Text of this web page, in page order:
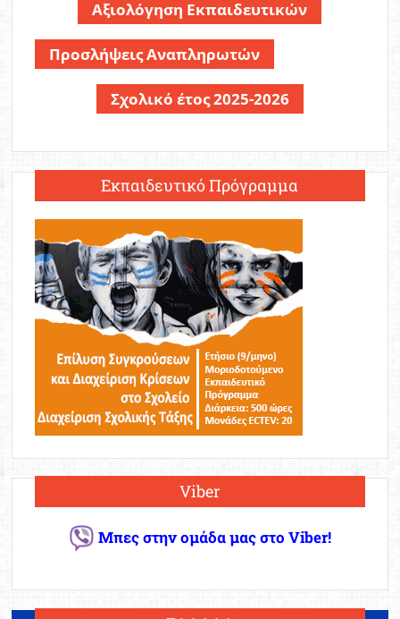
Αξιολόγηση Εκπαιδευτικών
Προσλήψεις Αναπληρωτών
Σχολικό έτος 2025-2026
Εκπαιδευτικό Πρόγραμμα
Viber
Μπες στην ομάδα μας στο Viber!